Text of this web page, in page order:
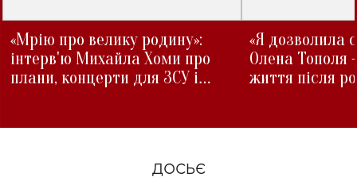
«Мрію про велику родину»:
інтерв'ю Михайла Хоми про
плани, концерти для ЗСУ і
«Я дозволила
Олена Тополя
життя після
ДОСЬЄ